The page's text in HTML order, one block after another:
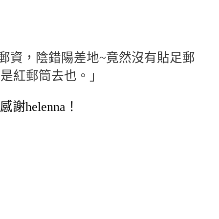
資，陰錯陽差地~竟然沒有貼足郵
紅郵筒去也。」
helenna！